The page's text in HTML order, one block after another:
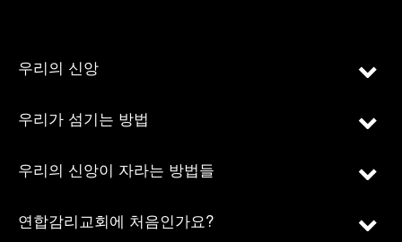
우리의 신앙
우리가 섬기는 방법
우리의 신앙이 자라는 방법들
연합감리교회에 처음인가요?